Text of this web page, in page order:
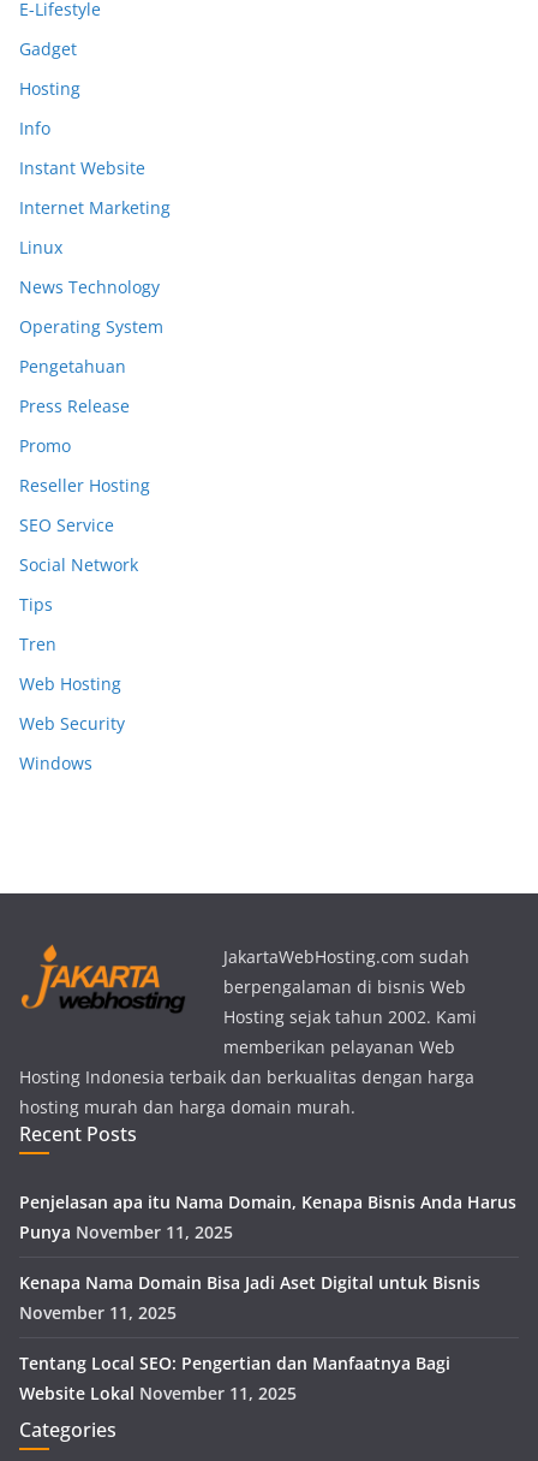
E-Lifestyle
Gadget
Hosting
Info
Instant Website
Internet Marketing
Linux
News Technology
Operating System
Pengetahuan
Press Release
Promo
Reseller Hosting
SEO Service
Social Network
Tips
Tren
Web Hosting
Web Security
Windows
JakartaWebHosting.com sudah
berpengalaman di bisnis Web
Hosting sejak tahun 2002. Kami
memberikan pelayanan Web
Hosting Indonesia terbaik dan berkualitas dengan harga
hosting murah dan harga domain murah.
Recent Posts
Penjelasan apa itu Nama Domain, Kenapa Bisnis Anda Harus
Punya November 11, 2025
Kenapa Nama Domain Bisa Jadi Aset Digital untuk Bisnis
November 11, 2025
Tentang Local SEO: Pengertian dan Manfaatnya Bagi
Website Lokal November 11, 2025
Categories